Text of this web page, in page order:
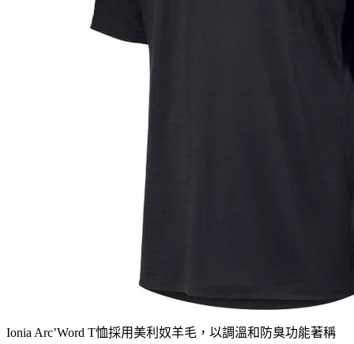
Ionia Arc’Word T恤採用美利奴羊毛，以調溫和防臭功能著稱